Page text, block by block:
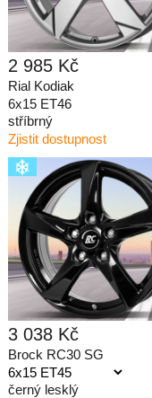
2 985 Kč
Rial Kodiak
6x15 ET46
stříbrný
Zjistit dostupnost
3 038 Kč
Brock RC30 SG
černý lesklý